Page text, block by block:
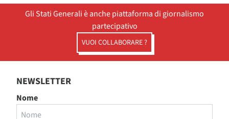
Gli Stati Generali è anche piattaforma di giornalismo
partecipativo
VUOI COLLABORARE ?
NEWSLETTER
Nome